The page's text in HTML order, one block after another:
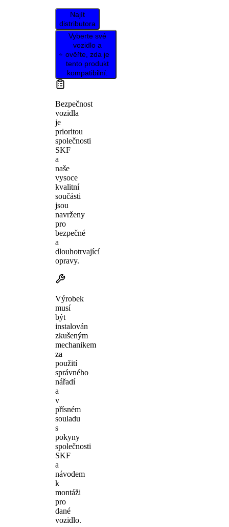
Najít
distributora
Vyberte své
vozidlo a
ověřte, zda je
tento produkt
kompatibilní.
Bezpečnost
vozidla
je
prioritou
společnosti
SKF
a
naše
vysoce
kvalitní
součásti
jsou
navrženy
pro
bezpečné
a
dlouhotrvající
opravy.
Výrobek
musí
být
instalován
zkušeným
mechanikem
za
použití
správného
nářadí
a
v
přísném
souladu
s
pokyny
společnosti
SKF
a
návodem
k
montáži
pro
dané
vozidlo.